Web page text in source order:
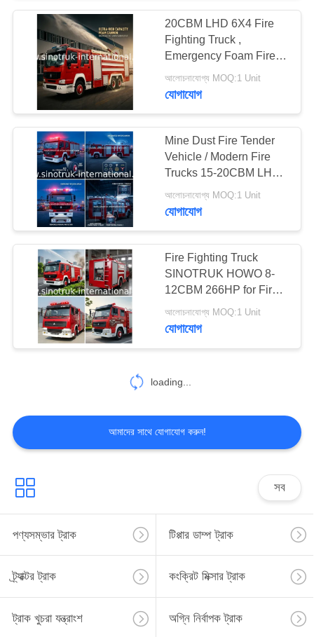
আবর্জনা সংগ্রহ ট্রাক
তেল ট্যাঙ্ক ট্রাক
বাল্ক সিমেন্ট ট্রাক
14
ফ্রিজে ট্রাক
48
20CBM LHD 6X4 Fire
Fighting Truck ,
Emergency Foam Fire
Rescue Trucks
আলোচনাযোগ্য MOQ:1 Unit
যোগাযোগ
Mine Dust Fire Tender
Vehicle / Modern Fire
Trucks 15-20CBM LHD
আলোচনাযোগ্য MOQ:1 Unit
যোগাযোগ
Fire Fighting Truck
SINOTRUK HOWO 8-
12CBM 266HP for Fire
control or Sprinkling
আলোচনাযোগ্য MOQ:1 Unit
যোগাযোগ
loading...
আমাদের সাথে যোগাযোগ করুন!
সব
পণ্যসম্ভার ট্রাক টিপ্পার ডাম্প ট্রাক
ট্র্যাক্টর ট্রাক কংক্রিট মিক্সার ট্রাক
ট্রাক খুচরা যন্ত্রাংশ অগ্নি নির্বাপক ট্রাক